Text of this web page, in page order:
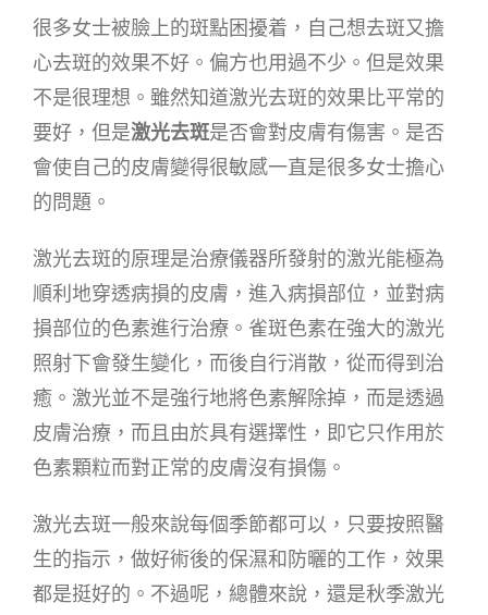
很多女士被臉上的斑點困擾着，自己想去斑又擔
心去斑的效果不好。偏方也用過不少。但是效果
不是很理想。雖然知道激光去斑的效果比平常的
要好，但是激光去斑是否會對皮膚有傷害。是否
會使自己的皮膚變得很敏感一直是很多女士擔心
的問題。
激光去斑的原理是治療儀器所發射的激光能極為
順利地穿透病損的皮膚，進入病損部位，並對病
損部位的色素進行治療。雀斑色素在強大的激光
照射下會發生變化，而後自行消散，從而得到治
癒。激光並不是強行地將色素解除掉，而是透過
皮膚治療，而且由於具有選擇性，即它只作用於
色素顆粒而對正常的皮膚沒有損傷。
激光去斑一般來說每個季節都可以，只要按照醫
生的指示，做好術後的保濕和防曬的工作，效果
都是挺好的。不過呢，總體來說，還是秋季激光